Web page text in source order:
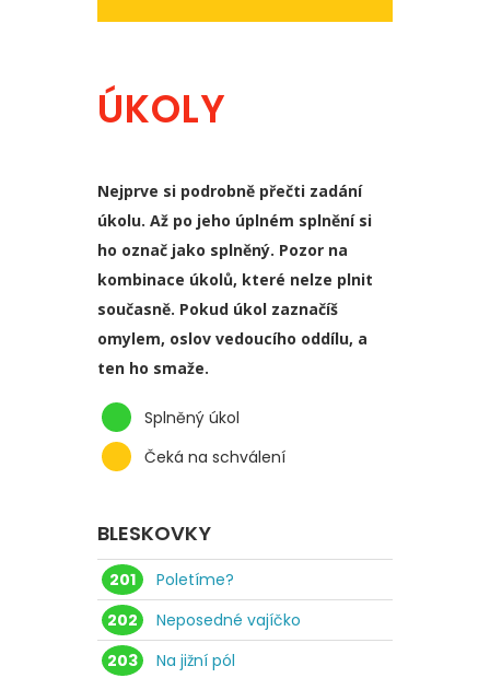
ÚKOLY
Nejprve si podrobně přečti zadání
úkolu. Až po jeho úplném splnění si
ho označ jako splněný. Pozor na
kombinace úkolů, které nelze plnit
současně. Pokud úkol zaznačíš
omylem, oslov vedoucího oddílu, a
ten ho smaže.
Splněný úkol
Čeká na schválení
BLESKOVKY
201
Poletíme?
202
Neposedné vajíčko
203
Na jižní pól